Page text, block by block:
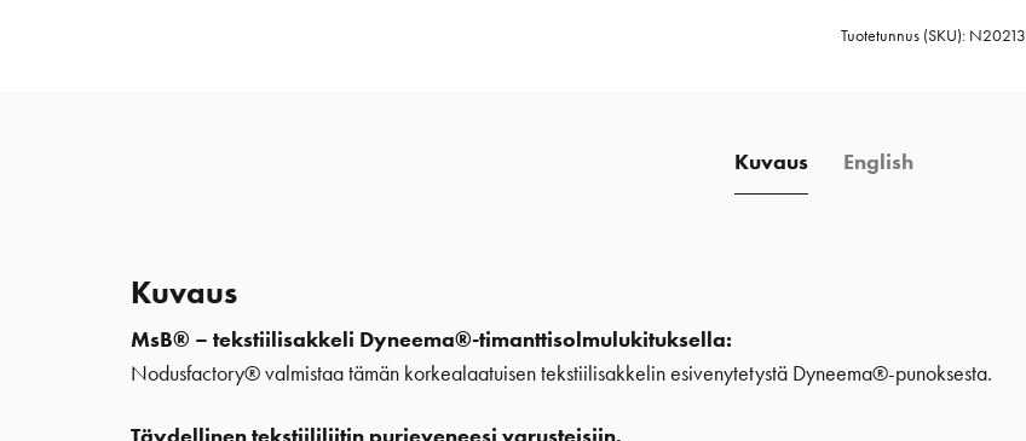
Tuotetunnus (SKU): N20213
Kuvaus English
Kuvaus
MsB® – tekstiilisakkeli Dyneema®-timanttisolmulukituksella:
Nodusfactory® valmistaa tämän korkealaatuisen tekstiilisakkelin esivenytetystä Dyneema®-punoksesta.